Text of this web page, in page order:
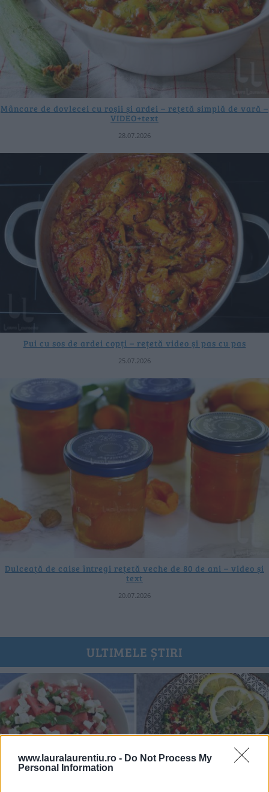
www.lauralaurentiu.ro - Do Not Process My
Personal Information
Mâncare de dovlecei cu roșii și ardei – rețetă simplă de vară –
VIDEO+text
28.07.2026
Pui cu sos de ardei copți – rețetă video și pas cu pas
25.07.2026
Dulceață de caise întregi rețetă veche de 80 de ani – video și
text
20.07.2026
ULTIMELE ȘTIRI